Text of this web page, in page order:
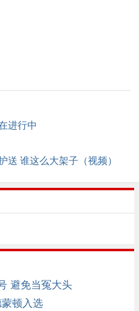
进行中
谁这么大架子（视频）
避免当冤大头
顿入选